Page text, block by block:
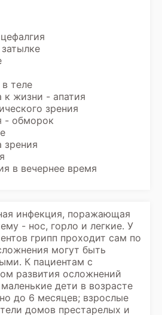
теле
к жизни - апатия
зрения
- обморок
зрения
в вечернее время
инфекция, поражающая
- нос, горло и легкие. У
грипп проходит сам по
могут быть
К пациентам с
развития осложнений
дети в возрасте
до 6 месяцев; взрослые
домов престарелых и